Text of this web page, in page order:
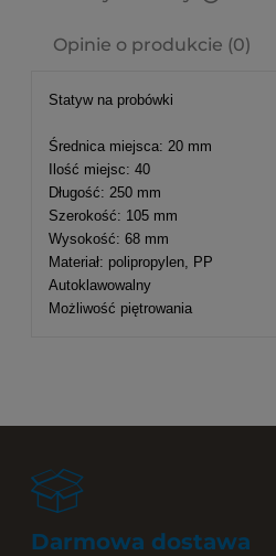
Opinie o produkcie (0)
Statyw na probówki
Średnica miejsca: 20 mm
Ilość miejsc: 40
Długość: 250 mm
Szerokość: 105 mm
Wysokość: 68 mm
Materiał: polipropylen, PP
Autoklawowalny
Możliwość piętrowania
Darmowa dostawa